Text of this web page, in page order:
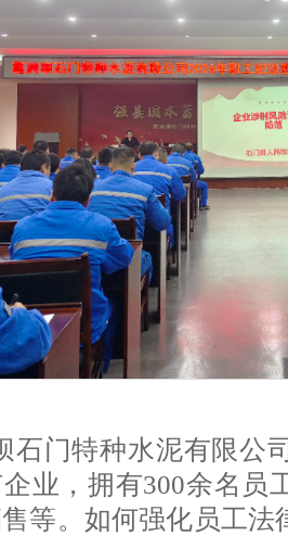
石门特种水泥有限公
业，拥有300余名员
等。如何强化员工